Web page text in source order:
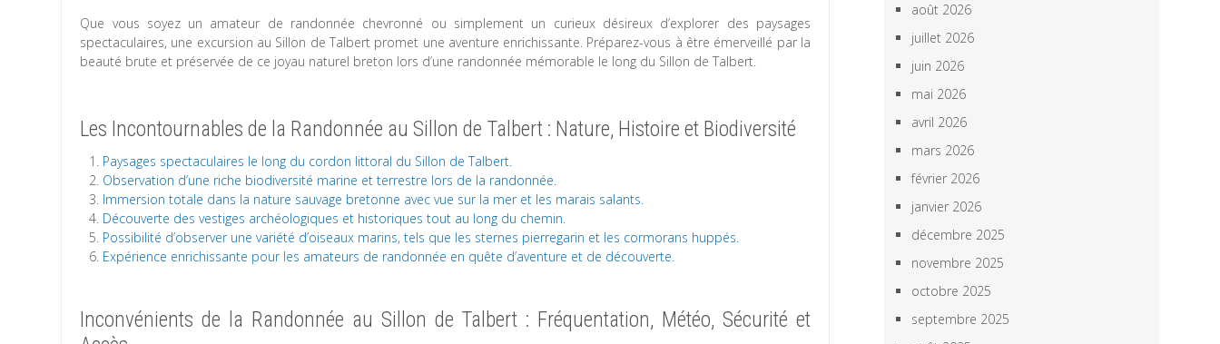
Que vous soyez un amateur de randonnée chevronné ou simplement un curieux désireux d’explorer des paysages
spectaculaires, une excursion au Sillon de Talbert promet une aventure enrichissante. Préparez-vous à être émerveillé par la
beauté brute et préservée de ce joyau naturel breton lors d’une randonnée mémorable le long du Sillon de Talbert.
Les Incontournables de la Randonnée au Sillon de Talbert : Nature, Histoire et Biodiversité
Paysages spectaculaires le long du cordon littoral du Sillon de Talbert.
Observation d’une riche biodiversité marine et terrestre lors de la randonnée.
Immersion totale dans la nature sauvage bretonne avec vue sur la mer et les marais salants.
Découverte des vestiges archéologiques et historiques tout au long du chemin.
Possibilité d’observer une variété d’oiseaux marins, tels que les sternes pierregarin et les cormorans huppés.
Expérience enrichissante pour les amateurs de randonnée en quête d’aventure et de découverte.
Inconvénients de la Randonnée au Sillon de Talbert : Fréquentation, Météo, Sécurité et
août 2026
juillet 2026
juin 2026
mai 2026
avril 2026
mars 2026
février 2026
janvier 2026
décembre 2025
novembre 2025
octobre 2025
septembre 2025